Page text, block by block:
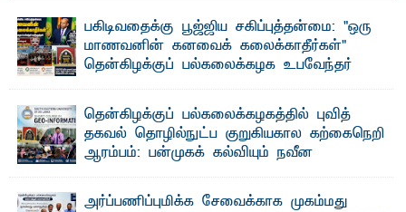
பகிடிவதைக்கு பூஜ்ஜிய சகிப்புத்தன்மை: "ஒரு
மாணவனின் கனவைக் கலைக்காதீர்கள்" –
தென்கிழக்குப் பல்கலைக்கழக உபவேந்தர்
"ஒ ரு மாணவனின் அல்லது மாணவியின் கனவு என்னால்
கலைக்கப்படாது" என்ற உறுதியை ஒவ்வொரு மாணவரும் ...
தென்கிழக்குப் பல்கலைக்கழகத்தில் புவித்
தகவல் தொழில்நுட்ப குறுகியகால கற்கைநெறி
ஆரம்பம்: பன்முகக் கல்வியும் நவீன
பேராசிரியர் எம். எம். பாஸில்
அர்ப்பணிப்புமிக்க சேவைக்காக முகம்மது